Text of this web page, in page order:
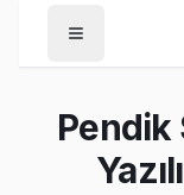
/Pendik
Sony